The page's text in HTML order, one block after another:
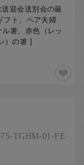
迎会送別会の厳
フト、ペア夫婦
箸、赤色（レッ
）の箸 ]
TGHM-01-FE